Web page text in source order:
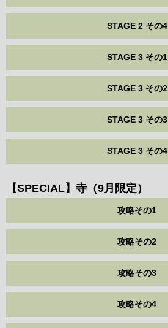
STAGE 2 その4
STAGE 3 その1
STAGE 3 その2
STAGE 3 その3
STAGE 3 その4
【SPECIAL】寺（9月限定）
攻略その1
攻略その2
攻略その3
攻略その4